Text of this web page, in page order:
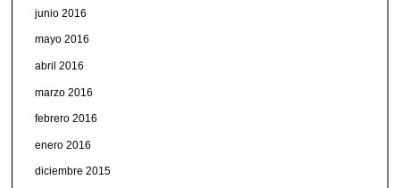
junio 2016
mayo 2016
abril 2016
marzo 2016
febrero 2016
enero 2016
diciembre 2015